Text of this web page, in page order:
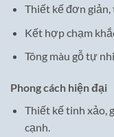
Thiết kế đơn
Kết hợp chạm
Tông màu gỗ tự
Phong cách hiện đại
Thiết kế tinh xảo,
cạnh.